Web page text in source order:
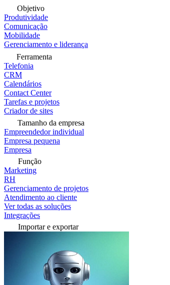
Objetivo
Produtividade
Comunicação
Mobilidade
Gerenciamento e liderança
Ferramenta
Telefonia
CRM
Calendários
Contact Center
Tarefas e projetos
Criador de sites
Tamanho da empresa
Empreendedor individual
Empresa pequena
Empresa
Função
Marketing
RH
Gerenciamento de projetos
Atendimento ao cliente
Ver todas as soluções
Integrações
Importar e exportar